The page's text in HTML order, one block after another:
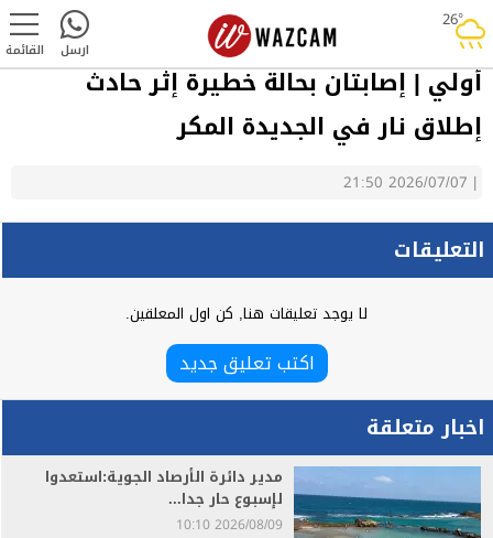
26°rainy القائمة ارسل
أولي | إصابتان بحالة خطيرة إثر حادث
إطلاق نار في الجديدة المكر
|
2026/07/07 21:50
التعليقات
لا يوجد تعليقات هنا, كن اول المعلقين.
اكتب تعليق جديد
اخبار متعلقة
مدير دائرة الأرصاد الجوية:استعدوا
لإسبوع حار جدا...
2026/08/09 10:10